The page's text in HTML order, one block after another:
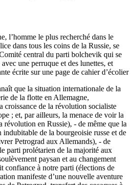
l’homme le plus recherché dans le
dans tous les coins de la Russie, se
central du parti bolchevik qui se
une perruque et des lunettes, et
écrite sur une page de cahier d’écolier
que la situation internationale de la
de la flotte en Allemagne,
croissance de la révolution socialiste
; et, par ailleurs, la menace de voir la
en Russie), - de même que la
de la bourgeoisie russe et de
Petrograd aux Allemands), - de
parti prolétarien de la majorité aux
paysan et au changement
confiance à notre parti (élections de
manifeste d’une nouvelle aventure